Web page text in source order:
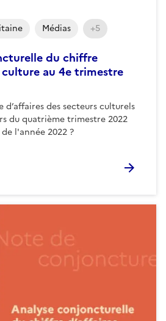
du chiffre
culture au 4e trimestre
des secteurs culturels
du quatrième trimestre 2022
l'année 2022 ?
Médias +5